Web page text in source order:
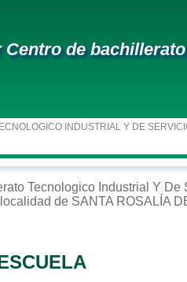
Centro de
INDUSTRIAL Y DE
Tecnologico Industrial Y De
de SANTA ROSALÍA